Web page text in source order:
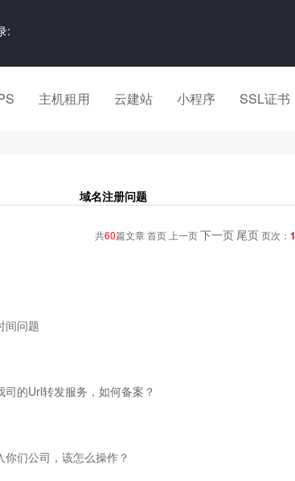
:
主机租用 云建站 小程序 SSL证书
域名注册问题
共60篇文章 首页 上一页下一页 尾页页次： 1
间问题
的Url转发服务，如何备案？
们公司，该怎么操作？